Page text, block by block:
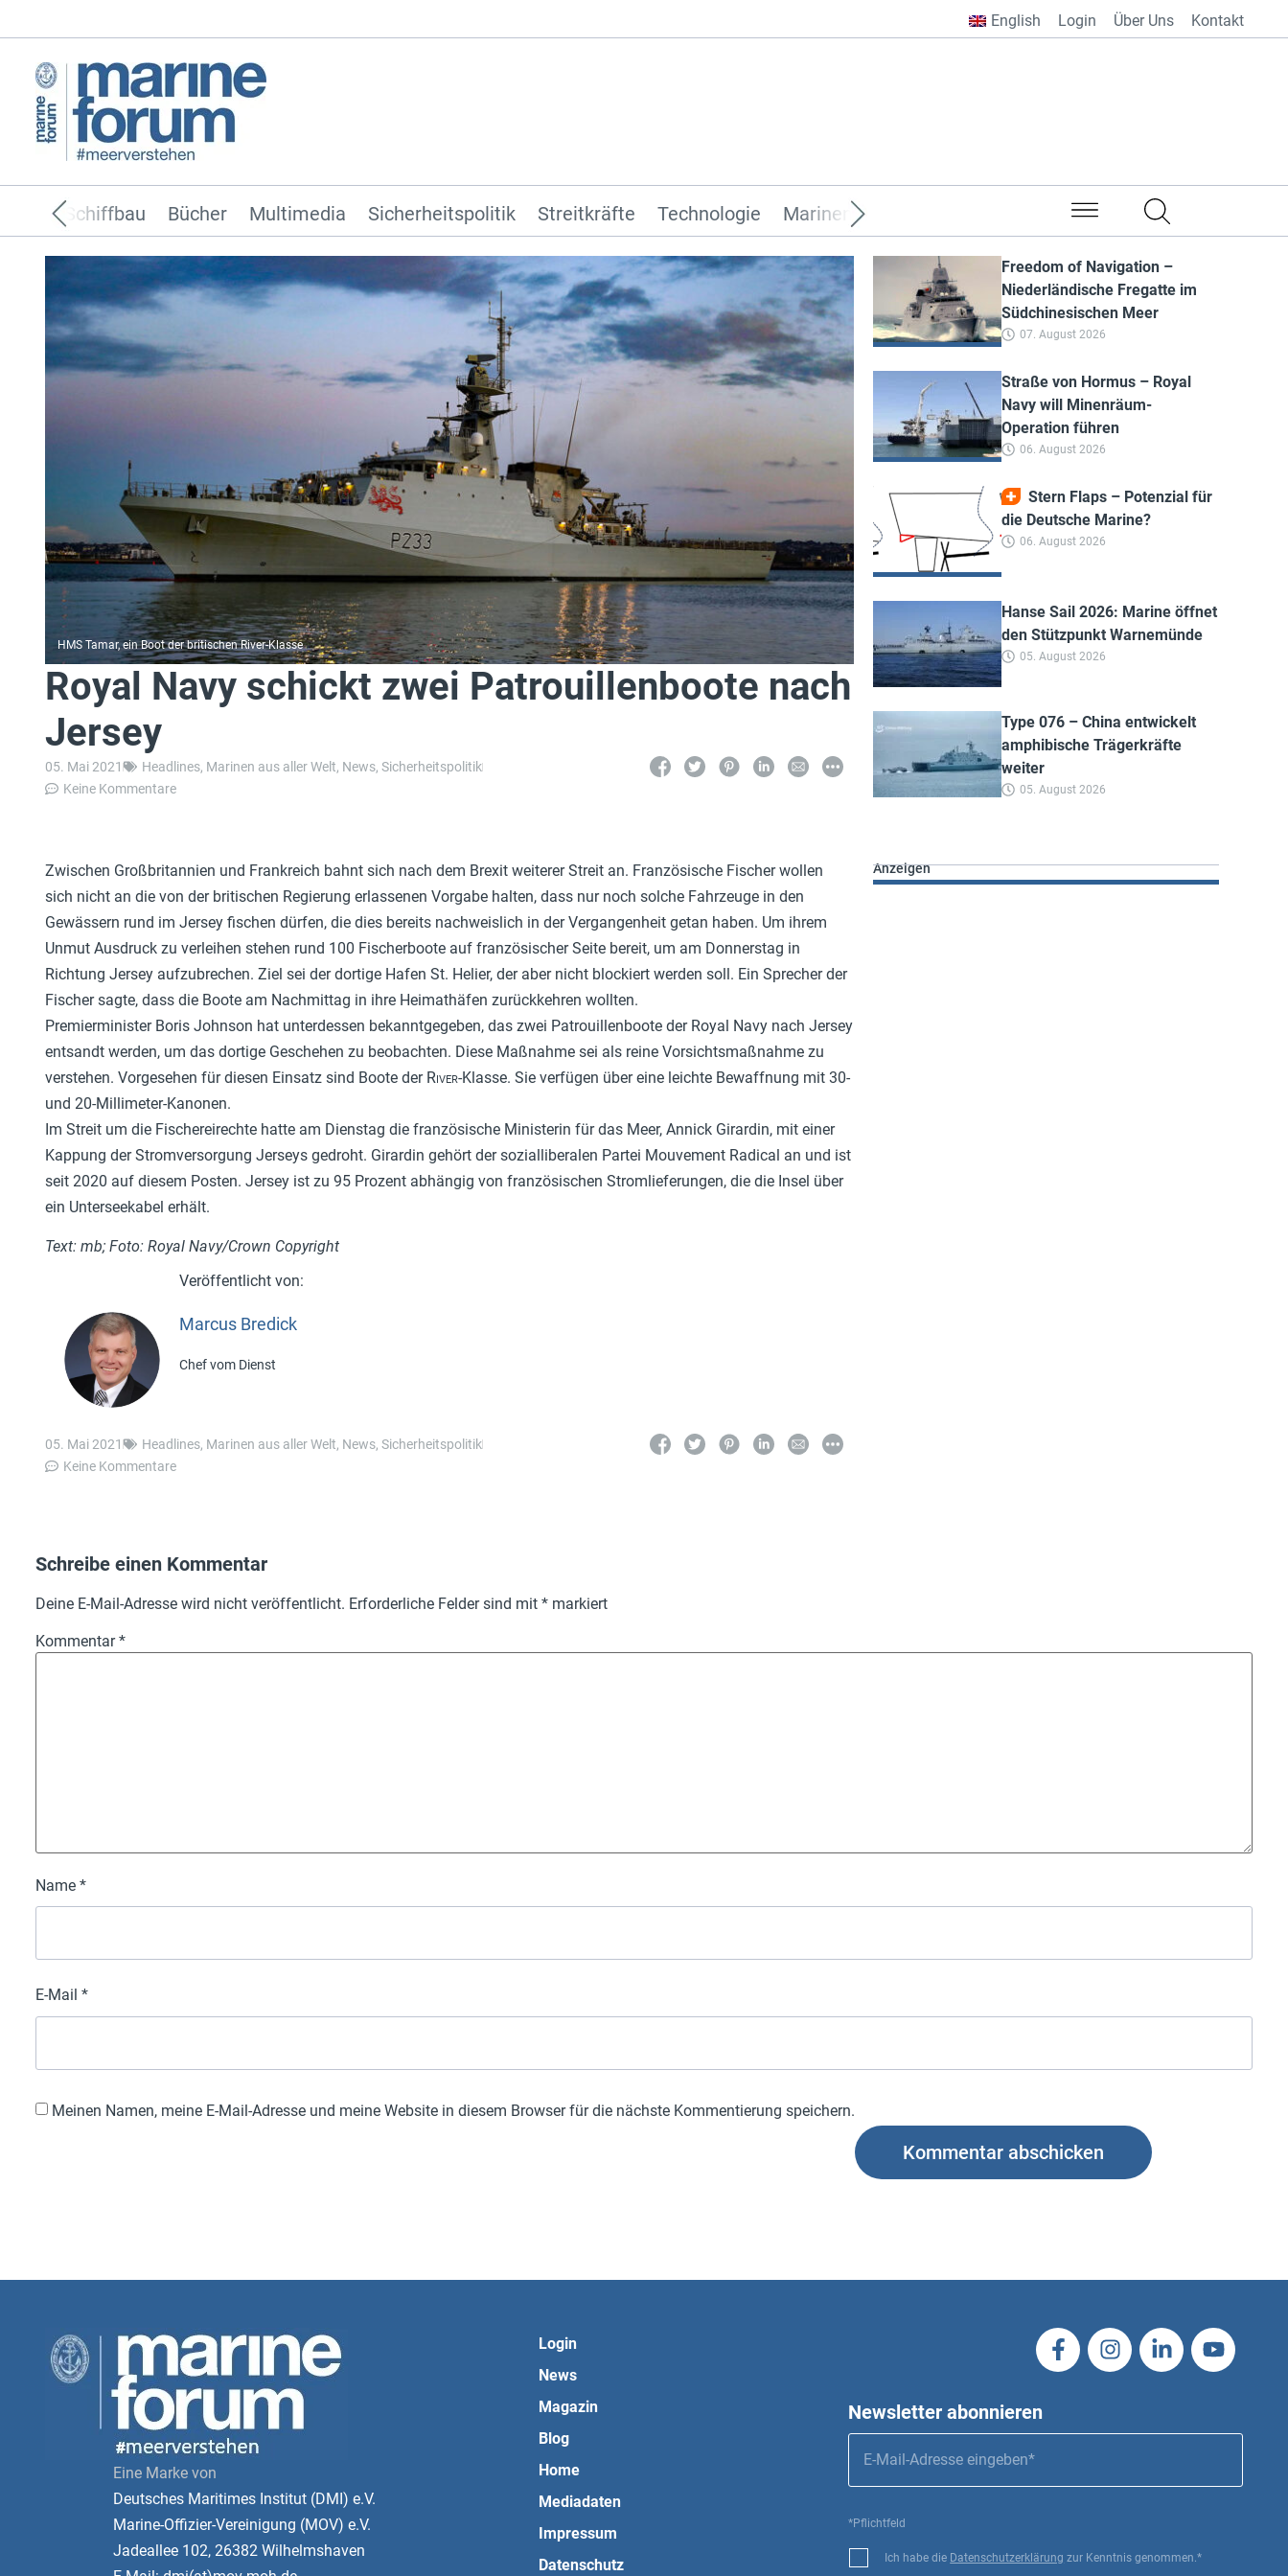
English Login Über Uns Kontakt
Sicherheitspolitik Streitkräfte Technologie Marinen aus aller Welt
Schiffbau Bücher Multimedia
HMS Tamar, ein Boot der britischen River-Klasse
Royal Navy schickt zwei Patrouillenboote nach
Jersey
05. Mai 2021 Headlines, Marinen aus aller Welt, News, Sicherheitspolitik
Keine Kommentare
Freedom of Navigation –
Niederländische Fregatte im
Südchinesischen Meer
07. August 2026
Straße von Hormus – Royal
Navy will Minenräum-
Operation führen
06. August 2026
Stern Flaps – Potenzial für
die Deutsche Marine?
06. August 2026
Hanse Sail 2026: Marine öffnet
den Stützpunkt Warnemünde
05. August 2026
Type 076 – China entwickelt
amphibische Trägerkräfte
weiter
05. August 2026
Zwischen Großbritannien und Frankreich bahnt sich nach dem Brexit weiterer Streit an. Französische Fischer wollen
sich nicht an die von der britischen Regierung erlassenen Vorgabe halten, dass nur noch solche Fahrzeuge in den
Gewässern rund im Jersey fischen dürfen, die dies bereits nachweislich in der Vergangenheit getan haben. Um ihrem
Unmut Ausdruck zu verleihen stehen rund 100 Fischerboote auf französischer Seite bereit, um am Donnerstag in
Richtung Jersey aufzubrechen. Ziel sei der dortige Hafen St. Helier, der aber nicht blockiert werden soll. Ein Sprecher der
Fischer sagte, dass die Boote am Nachmittag in ihre Heimathäfen zurückkehren wollten.
Premierminister Boris Johnson hat unterdessen bekanntgegeben, das zwei Patrouillenboote der Royal Navy nach Jersey
entsandt werden, um das dortige Geschehen zu beobachten. Diese Maßnahme sei als reine Vorsichtsmaßnahme zu
verstehen. Vorgesehen für diesen Einsatz sind Boote der River-Klasse. Sie verfügen über eine leichte Bewaffnung mit 30-
und 20-Millimeter-Kanonen.
Im Streit um die Fischereirechte hatte am Dienstag die französische Ministerin für das Meer, Annick Girardin, mit einer
Kappung der Stromversorgung Jerseys gedroht. Girardin gehört der sozialliberalen Partei Mouvement Radical an und ist
seit 2020 auf diesem Posten. Jersey ist zu 95 Prozent abhängig von französischen Stromlieferungen, die die Insel über
ein Unterseekabel erhält.
Text: mb; Foto: Royal Navy/Crown Copyright
Marcus Bredick
Chef vom Dienst
05. Mai 2021 Headlines, Marinen aus aller Welt, News, Sicherheitspolitik
Keine Kommentare
Anzeigen
Schreibe einen Kommentar
Deine E-Mail-Adresse wird nicht veröffentlicht. Erforderliche Felder sind mit * markiert
Kommentar*
Name *
E-Mail *
Meinen Namen, meine E-Mail-Adresse und meine Website in diesem Browser für die nächste Kommentierung speichern.
Eine Marke von
Deutsches Maritimes Institut (DMI) e.V.
Marine-Offizier-Vereinigung (MOV) e.V.
Jadeallee 102, 26382 Wilhelmshaven
Login
News
Magazin
Blog
Home
Mediadaten
Impressum
Datenschutz
Newsletter abonnieren
*Pflichtfeld
Ich habe die Datenschutzerklärung zur Kenntnis genommen.*